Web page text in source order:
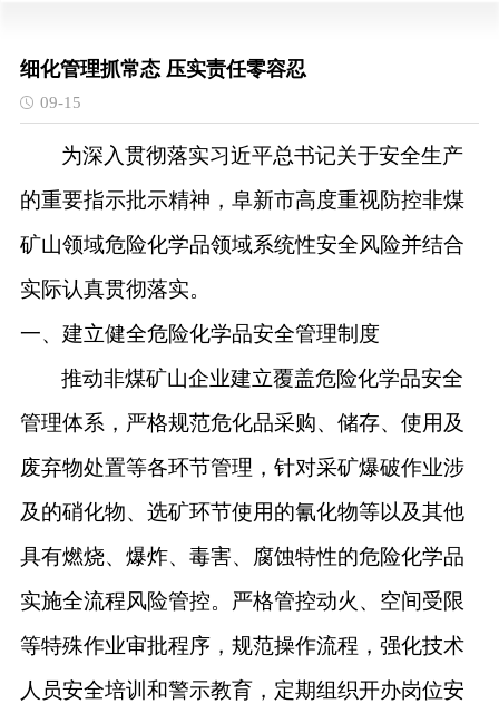
细化管理抓常态 压实责任零容忍
09-15
为深入贯彻落实习近平总书记关于安全生产
的重要指示批示精神 ， 阜新市高度重视防控非煤
矿山领域危险化学品领域系统性安全风险并结合
实际认真贯彻落实。
一、建立健全危险化学品安全管理制度
推动非煤矿山企业建立覆盖危险化学品安全
管理体系，严格规范危化品采购、储存、使用及
废弃物处置等各环节管理，针对采矿爆破作业涉
及的硝化物、选矿环节使用的氰化物等以及其他
具有燃烧、爆炸、毒害、腐蚀特性的危险化学品
实施全流程风险管控。严格管控动火、空间受限
等特殊作业审批程序，规范操作流程，强化技术
人员安全培训和警示教育，定期组织开办岗位安